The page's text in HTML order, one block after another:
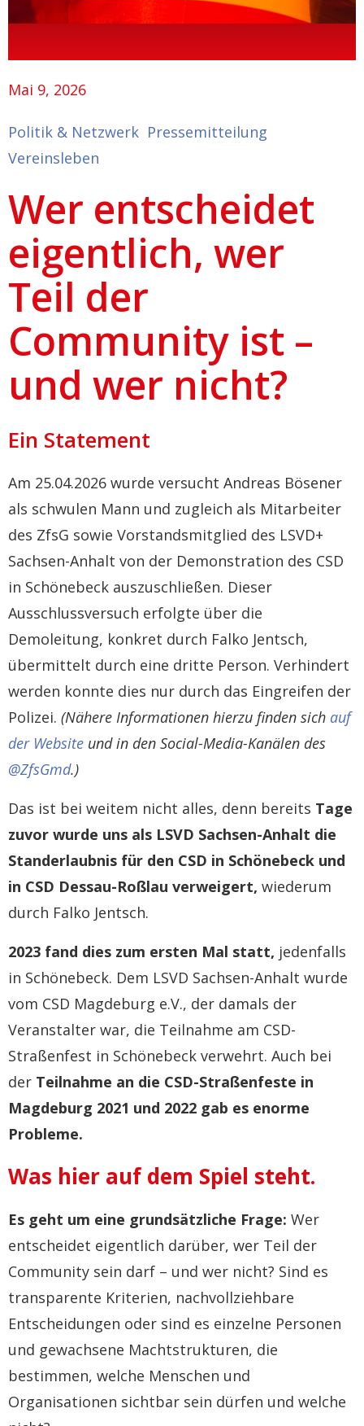
Mai 9, 2026
Politik & Netzwerk Pressemitteilung
Vereinsleben
Wer entscheidet
eigentlich, wer
Teil der
Community ist –
und wer nicht?
Ein Statement
Am 25.04.2026 wurde versucht Andreas Bösener
als schwulen Mann und zugleich als Mitarbeiter
des ZfsG sowie Vorstandsmitglied des LSVD+
Sachsen-Anhalt von der Demonstration des CSD
in Schönebeck auszuschließen. Dieser
Ausschlussversuch erfolgte über die
Demoleitung, konkret durch Falko Jentsch,
übermittelt durch eine dritte Person. Verhindert
werden konnte dies nur durch das Eingreifen der
Polizei. (Nähere Informationen hierzu finden sich auf
der Website und in den Social-Media-Kanälen des
@ZfsGmd.)
Das ist bei weitem nicht alles, denn bereits Tage
zuvor wurde uns als LSVD Sachsen-Anhalt die
Standerlaubnis für den CSD in Schönebeck und
in CSD Dessau-Roßlau verweigert, wiederum
durch Falko Jentsch.
2023 fand dies zum ersten Mal statt, jedenfalls
in Schönebeck. Dem LSVD Sachsen-Anhalt wurde
vom CSD Magdeburg e.V., der damals der
Veranstalter war, die Teilnahme am CSD-
Straßenfest in Schönebeck verwehrt. Auch bei
der Teilnahme an die CSD-Straßenfeste in
Magdeburg 2021 und 2022 gab es enorme
Probleme.
Was hier auf dem Spiel steht.
Es geht um eine grundsätzliche Frage: Wer
entscheidet eigentlich darüber, wer Teil der
Community sein darf – und wer nicht? Sind es
transparente Kriterien, nachvollziehbare
Entscheidungen oder sind es einzelne Personen
und gewachsene Machtstrukturen, die
bestimmen, welche Menschen und
Organisationen sichtbar sein dürfen und welche